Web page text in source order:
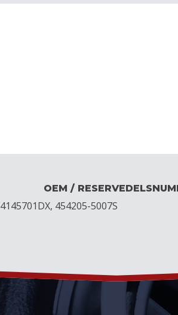
OEM /
454205-5007S